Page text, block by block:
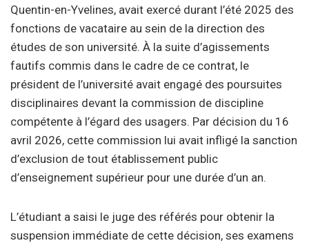
Quentin-en-Yvelines, avait exercé durant l’été 2025 des
fonctions de vacataire au sein de la direction des
études de son université. À la suite d’agissements
fautifs commis dans le cadre de ce contrat, le
président de l’université avait engagé des poursuites
disciplinaires devant la commission de discipline
compétente à l’égard des usagers. Par décision du 16
avril 2026, cette commission lui avait infligé la sanction
d’exclusion de tout établissement public
d’enseignement supérieur pour une durée d’un an.
L’étudiant a saisi le juge des référés pour obtenir la
suspension immédiate de cette décision, ses examens